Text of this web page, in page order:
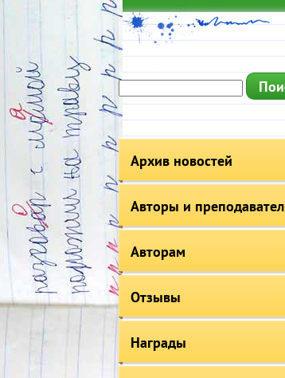
Архив новостей
Авторы и
Авторам
Отзывы
Награды